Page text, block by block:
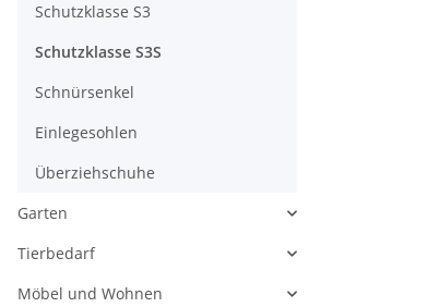
Schutzklasse S3
Schutzklasse S3S
Schnürsenkel
Einlegesohlen
Überziehschuhe
Garten
Tierbedarf
Möbel und Wohnen